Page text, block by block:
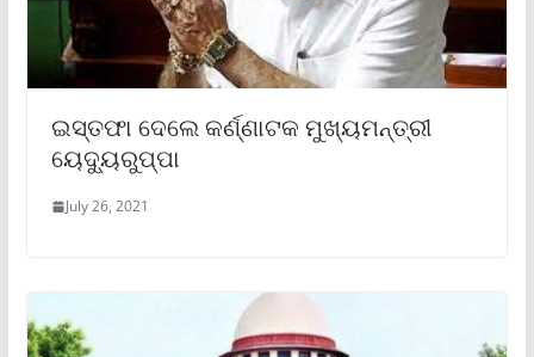
ଇସ୍ତଫା ଦେଲେ କର୍ଣ୍ଣାଟକ ମୁଖ୍ୟମନ୍ତ୍ରୀ
ୟେଦ୍ୟୁରୁପ୍ପା
July 26, 2021